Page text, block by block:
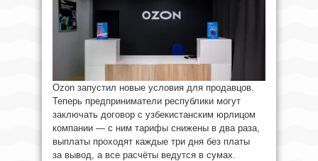
Ozon запустил новые условия для продавцов.
Теперь предприниматели республики могут
заключать договор с узбекистанским юрлицом
компании — с ним тарифы снижены в два раза,
выплаты проходят каждые три дня без платы
за вывод, а все расчёты ведутся в сумах.